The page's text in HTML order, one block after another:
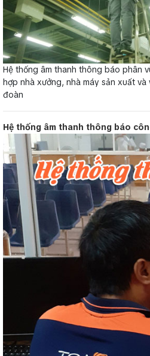
Hệ thống âm thanh thông báo phân
hợp nhà xưởng, nhà máy sản xuất
đoàn
Hệ thống âm thanh thông báo